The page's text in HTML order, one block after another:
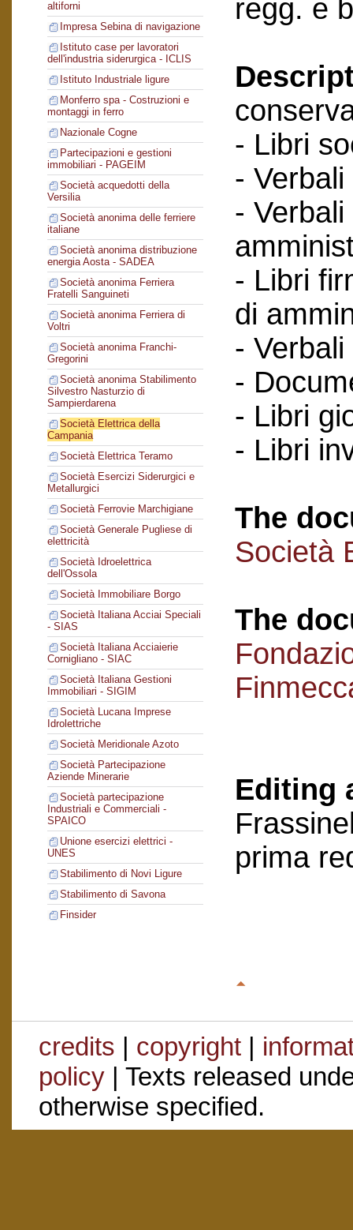
altiforni
Impresa Sebina di navigazione
Istituto case per lavoratori
dell'industria siderurgica - ICLIS
Istituto Industriale ligure
Monferro spa - Costruzioni e
montaggi in ferro
Nazionale Cogne
Partecipazioni e gestioni
immobiliari - PAGEIM
Società acquedotti della
Versilia
Società anonima delle ferriere
italiane
Società anonima distribuzione
energia Aosta - SADEA
Società anonima Ferriera
Fratelli Sanguineti
Società anonima Ferriera di
Voltri
Società anonima Franchi-
Gregorini
Società anonima Stabilimento
Silvestro Nasturzio di
Sampierdarena
Società Elettrica della
Campania
Società Elettrica Teramo
Società Esercizi Siderurgici e
Metallurgici
Società Ferrovie Marchigiane
Società Generale Pugliese di
elettricità
Società Idroelettrica
dell'Ossola
Società Immobiliare Borgo
Società Italiana Acciai Speciali
- SIAS
Società Italiana Acciaierie
Cornigliano - SIAC
Società Italiana Gestioni
Immobiliari - SIGIM
Società Lucana Imprese
Idrolettriche
Società Meridionale Azoto
Società Partecipazione
Aziende Minerarie
Società partecipazione
Industriali e Commerciali -
SPAICO
Unione esercizi elettrici -
UNES
Stabilimento di Novi Ligure
Stabilimento di Savona
Finsider
regg. e
- Libri
-
-
- Libri
di
-
-
- Libri
- Libri
The
Società
The
Editing
prima
credits | copyright|
policy| Texts released
otherwise specified.